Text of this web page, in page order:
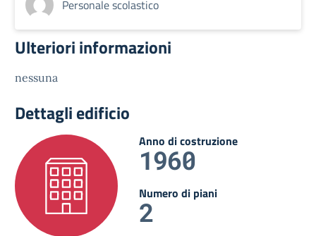
Personale scolastico
Ulteriori informazioni
nessuna
Dettagli edificio
Anno di costruzione
1960
Numero di piani
2